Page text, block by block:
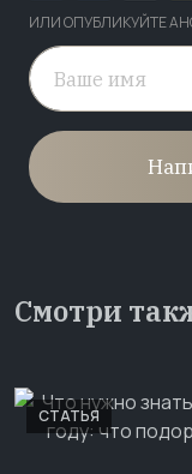
ИЛИ ОПУБЛИКУЙТЕ
Смотри
СТАТЬЯ